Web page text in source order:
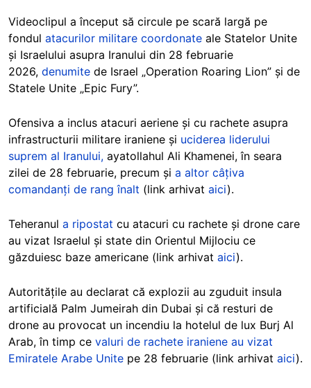
Videoclipul a început să circule pe scară largă pe
fondul atacurilor militare coordonate ale Statelor Unite
și Israelului asupra Iranului din 28 februarie
2026, denumite de Israel „Operation Roaring Lion” și de
Statele Unite „Epic Fury”.
Ofensiva a inclus atacuri aeriene și cu rachete asupra
infrastructurii militare iraniene și uciderea liderului
suprem al Iranului, ayatollahul Ali Khamenei, în seara
zilei de 28 februarie, precum și a altor câțiva
comandanți de rang înalt (link arhivat aici).
Teheranul a ripostat cu atacuri cu rachete și drone care
au vizat Israelul și state din Orientul Mijlociu ce
găzduiesc baze americane (link arhivat aici).
Autoritățile au declarat că explozii au zguduit insula
artificială Palm Jumeirah din Dubai și că resturi de
drone au provocat un incendiu la hotelul de lux Burj Al
Arab, în timp ce valuri de rachete iraniene au vizat
Emiratele Arabe Unite pe 28 februarie (link arhivat aici).